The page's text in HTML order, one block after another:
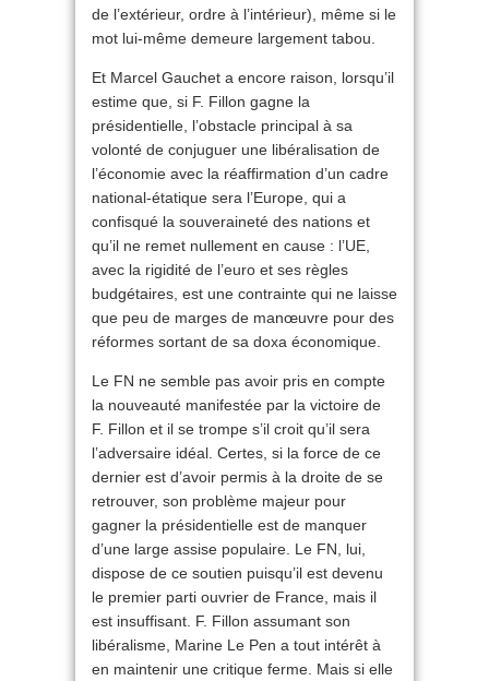
de l’extérieur, ordre à l’intérieur), même si le
mot lui-même demeure largement tabou.
Et Marcel Gauchet a encore raison, lorsqu’il
estime que, si F. Fillon gagne la
présidentielle, l’obstacle principal à sa
volonté de conjuguer une libéralisation de
l’économie avec la réaffirmation d’un cadre
national-étatique sera l’Europe, qui a
confisqué la souveraineté des nations et
qu’il ne remet nullement en cause : l’UE,
avec la rigidité de l’euro et ses règles
budgétaires, est une contrainte qui ne laisse
que peu de marges de manœuvre pour des
réformes sortant de sa doxa économique.
Le FN ne semble pas avoir pris en compte
la nouveauté manifestée par la victoire de
F. Fillon et il se trompe s’il croit qu’il sera
l’adversaire idéal. Certes, si la force de ce
dernier est d’avoir permis à la droite de se
retrouver, son problème majeur pour
gagner la présidentielle est de manquer
d’une large assise populaire. Le FN, lui,
dispose de ce soutien puisqu’il est devenu
le premier parti ouvrier de France, mais il
est insuffisant. F. Fillon assumant son
libéralisme, Marine Le Pen a tout intérêt à
en maintenir une critique ferme. Mais si elle